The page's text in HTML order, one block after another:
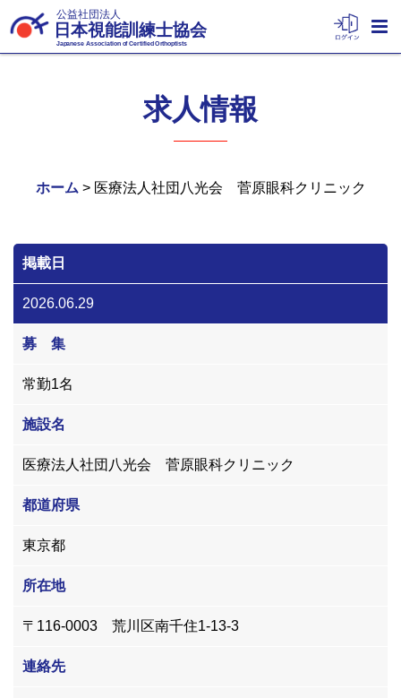
公益社団法人
日本視能訓練士協会
Japanese Association of Certified Orthoptists
求人情報
ホーム > 医療法人社団八光会 菅原眼科クリニック
掲載日
2026.06.29
募 集
常勤1名
施設名
医療法人社団八光会 菅原眼科クリニック
都道府県
東京都
所在地
〒116-0003 荒川区南千住1-13-3
連絡先